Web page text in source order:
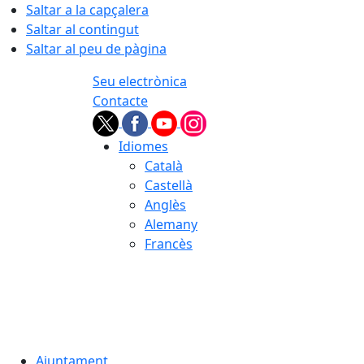
Saltar a la capçalera
Saltar al contingut
Saltar al peu de pàgina
Seu electrònica
Contacte
Idiomes
Català
Castellà
Anglès
Alemany
Francès